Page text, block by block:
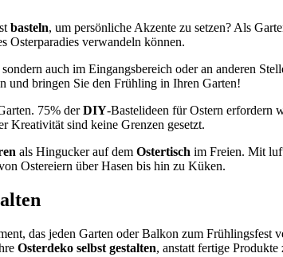
basteln, um persönliche Akzente zu setzen? Als
Osterparadies verwandeln können.
auch im Eingangsbereich oder an anderen
und bringen Sie den Frühling in Ihren Garten!
75% derDIY-Bastelideen für Ostern erfordern
Kreativität sind keine Grenzen gesetzt.
als Hingucker auf dem Ostertisch im Freien. Mit
Ostereiern über Hasen bis hin zu Küken.
das jeden Garten oder Balkon zum
Osterdeko selbst gestalten, anstatt fertige Produkte